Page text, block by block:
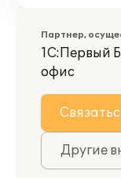
Партнер,
1С:Первый
офис
Другие